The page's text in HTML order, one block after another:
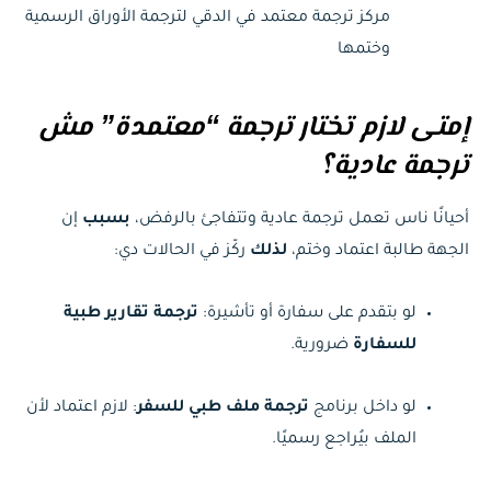
مركز ترجمة معتمد في الدقي لترجمة الأوراق الرسمية
وختمها
إمتى لازم تختار ترجمة “معتمدة” مش
ترجمة عادية؟
أحيانًا ناس تعمل ترجمة عادية وتتفاجئ بالرفض، بسبب إن
الجهة طالبة اعتماد وختم، لذلك ركّز في الحالات دي:
لو بتقدم على سفارة أو تأشيرة: ترجمة تقارير طبية
للسفارة ضرورية.
لو داخل برنامج ترجمة ملف طبي للسفر: لازم اعتماد لأن
الملف بيُراجع رسميًا.